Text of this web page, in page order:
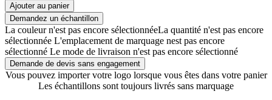
Ajouter au panier
Demandez un échantillon
La couleur n'est pas encore sélectionnéeLa quantité n'est pas encore
sélectionnée L'emplacement de marquage nest pas encore
sélectionné Le mode de livraison n'est pas encore sélectionné
Demande de devis sans engagement
Vous pouvez importer votre logo lorsque vous êtes dans votre panier
Les échantillons sont toujours livrés sans marquage